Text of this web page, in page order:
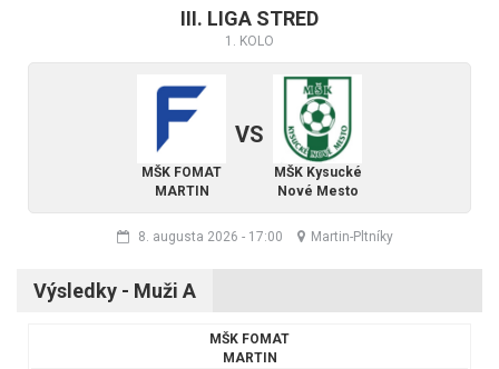
III. LIGA STRED
1. KOLO
MŠK FOMAT
MARTIN
VS
MŠK Kysucké
Nové Mesto
8. augusta 2026 - 17:00 Martin-Pltníky
Výsledky - Muži A
MŠK FOMAT
MARTIN